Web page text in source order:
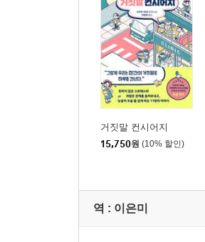
거짓말 컨시어지
15,750원 (10% 할인)
역 : 이은미